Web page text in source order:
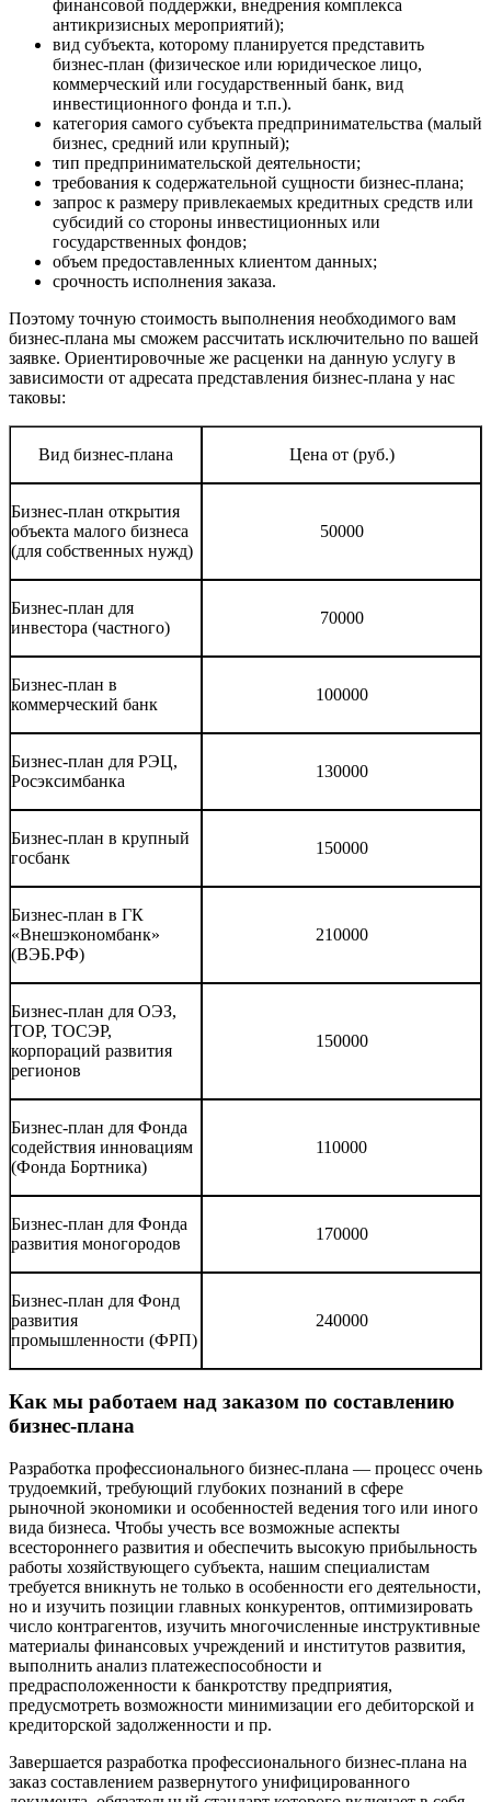
финансовой поддержки, внедрения комплекса
антикризисных мероприятий);
вид субъекта, которому планируется представить
бизнес-план (физическое или юридическое лицо,
коммерческий или государственный банк, вид
инвестиционного фонда и т.п.).
категория самого субъекта предпринимательства (малый
бизнес, средний или крупный);
тип предпринимательской деятельности;
требования к содержательной сущности бизнес-плана;
запрос к размеру привлекаемых кредитных средств или
субсидий со стороны инвестиционных или
государственных фондов;
объем предоставленных клиентом данных;
срочность исполнения заказа.
Поэтому точную стоимость выполнения необходимого вам
бизнес-плана мы сможем рассчитать исключительно по вашей
заявке. Ориентировочные же расценки на данную услугу в
зависимости от адресата представления бизнес-плана у нас
таковы:
Вид бизнес-плана Цена от (руб.)
Бизнес-план открытия
объекта малого бизнеса
(для собственных нужд)
50000
Бизнес-план для
инвестора (частного)
70000
Бизнес-план в
коммерческий банк
100000
Бизнес-план для РЭЦ,
Росэксимбанка
130000
Бизнес-план в крупный
госбанк
150000
Бизнес-план в ГК
«Внешэкономбанк»
(ВЭБ.РФ)
210000
Бизнес-план для ОЭЗ,
ТОР, ТОСЭР,
корпораций развития
регионов
150000
Бизнес-план для Фонда
содействия инновациям
(Фонда Бортника)
110000
Бизнес-план для Фонда
развития моногородов
170000
Бизнес-план для Фонд
развития
промышленности (ФРП)
240000
Как мы работаем над заказом по составлению
бизнес-плана
Разработка профессионального бизнес-плана ― процесс очень
трудоемкий, требующий глубоких познаний в сфере
рыночной экономики и особенностей ведения того или иного
вида бизнеса. Чтобы учесть все возможные аспекты
всестороннего развития и обеспечить высокую прибыльность
работы хозяйствующего субъекта, нашим специалистам
требуется вникнуть не только в особенности его деятельности,
но и изучить позиции главных конкурентов, оптимизировать
число контрагентов, изучить многочисленные инструктивные
материалы финансовых учреждений и институтов развития,
выполнить анализ платежеспособности и
предрасположенности к банкротству предприятия,
предусмотреть возможности минимизации его дебиторской и
кредиторской задолженности и пр.
Завершается разработка профессионального бизнес-плана на
заказ составлением развернутого унифицированного